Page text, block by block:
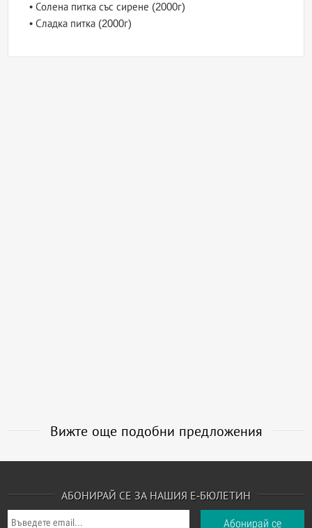
• Солена питка със сирене (2000г)
• Сладка питка (2000г)
Вижте още подобни предложения
АБОНИРАЙ СЕ ЗА НАШИЯ Е-БЮЛЕТИН